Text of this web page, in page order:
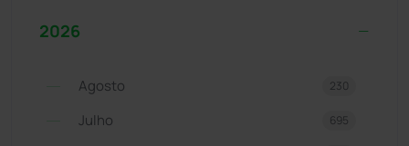
2026
Agosto 230
Julho 695